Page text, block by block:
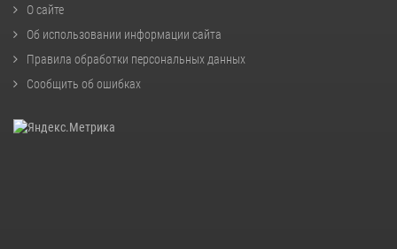
О сайте
Об использовании информации сайта
Правила обработки персональных данных
Сообщить об ошибках